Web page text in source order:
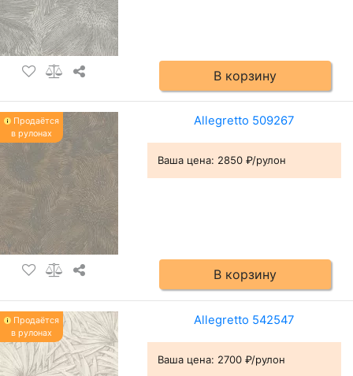
В корзину
Продаётся
в рулонах
Allegretto 509267
Ваша цена: 2850 ₽/рулон
В корзину
Продаётся
в рулонах
Allegretto 542547
Ваша цена: 2700 ₽/рулон